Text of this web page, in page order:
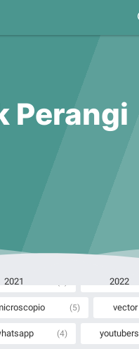
Perangi
Cloud
2021 2022
(5) vector
(4) youtubers